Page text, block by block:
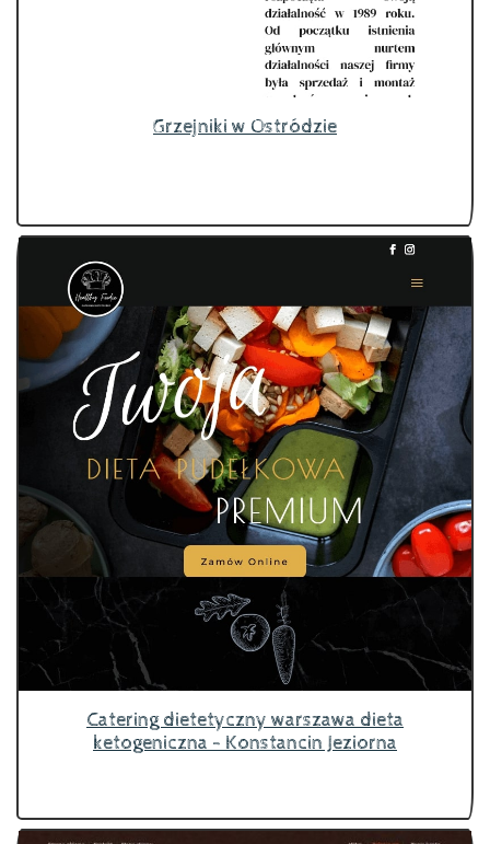
Grzejniki w Ostródzie
Catering dietetyczny warszawa dieta
ketogeniczna - Konstancin Jeziorna